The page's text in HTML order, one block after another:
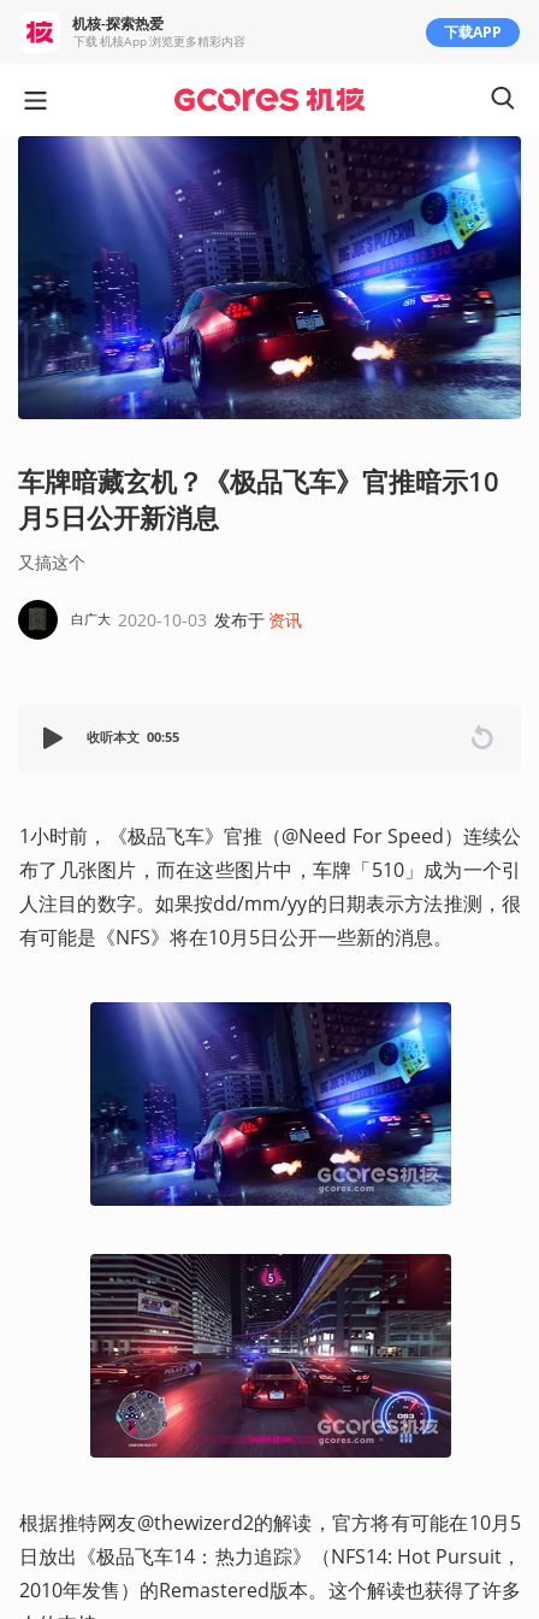
车牌暗藏玄机？《极品飞车》官推暗示10
月5日公开新消息
又搞这个
白广大 2020-10-03 发布于 资讯
收听本文 00:55
1小时前，《极品飞车》官推（@Need For Speed）连续公
布了几张图片，而在这些图片中，车牌「510」成为一个引
人注目的数字。如果按dd/mm/yy的日期表示方法推测，很
有可能是《NFS》将在10月5日公开一些新的消息。
根据推特网友@thewizerd2的解读，官方将有可能在10月5
日放出《极品飞车14：热力追踪》（NFS14: Hot Pursuit，
2010年发售）的Remastered版本。这个解读也获得了许多
机核-探索热爱
下载 机核App 浏览更多精彩内容 下载APP